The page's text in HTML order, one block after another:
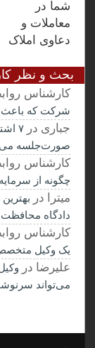
بحث و نظر
کارشناس
شرکت که باعث
جباری در
۷
صورت‌جلسه
کارشناس
چگونه از
میترادربهترین
دادگاه محافظت
کارشناس
یک وکیل متخصص
علیرضادروکیل
می‌تواند سرنوشت